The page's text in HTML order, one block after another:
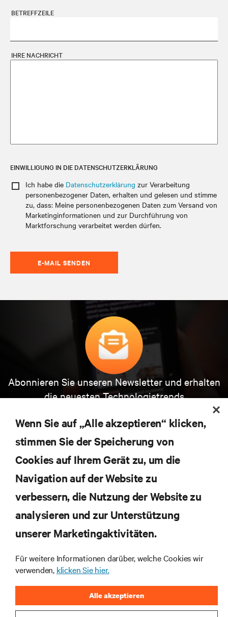
BETREFFZEILE
IHRE NACHRICHT
EINWILLIGUNG IN DIE DATENSCHUTZERKLÄRUNG
Ich habe die Datenschutzerklärung zur Verarbeitung
personenbezogener Daten, erhalten und gelesen und stimme
zu, dass: Meine personenbezogenen Daten zum Versand von
Marketinginformationen und zur Durchführung von
Marktforschung verarbeitet werden dürfen.
E-MAIL SENDEN
Abonnieren Sie unseren Newsletter und erhalten
die neuesten Technologietrends
Themen der Branche, mit aktuellen Diskussionen
und Einblicken von Experten in das
Rechenzentrums- und Infrastrukturmanagement.
JETZT ANMELDEN
RESSOURCEN
SUPPORT
UNTERNEHMEN
Wenn Sie auf „Alle akzeptieren“ klicken,
stimmen Sie der Speicherung von
Cookies auf Ihrem Gerät zu, um die
Navigation auf der Website zu
verbessern, die Nutzung der Website zu
analysieren und zur Unterstützung
unserer Marketingaktivitäten.
Für weitere Informationen darüber, welche Cookies wir
verwenden, klicken Sie hier.
Alle akzeptieren